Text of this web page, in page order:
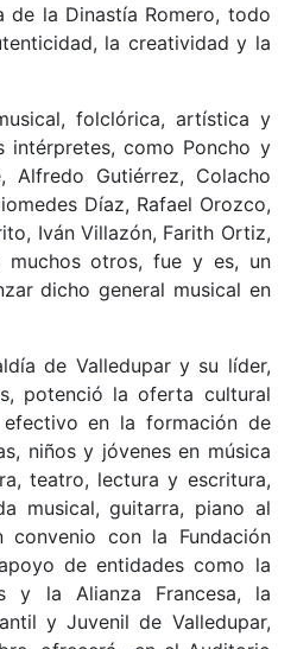
de la Dinastía Romero, todo
la creatividad y la
folclórica, artística y
intérpretes, como Poncho y
Alfredo Gutiérrez, Colacho
Díaz, Rafael Orozco,
Iván Villazón, Farith Ortiz,
muchos otros, fue y es, un
dicho general musical en
de Valledupar y su líder,
potenció la oferta cultural
en la formación de
niños y jóvenes en música
teatro, lectura y escritura,
musical, guitarra, piano al
con la Fundación
de entidades como la
y la Alianza Francesa, la
y Juvenil de Valledupar,